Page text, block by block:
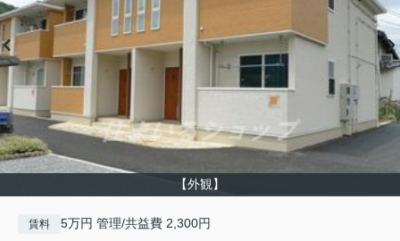
【外観】
賃料 5万円 管理/共益費 2,300円